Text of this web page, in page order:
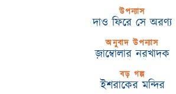
উপন্যাস
দাও ফিরে সে অরণ্য
অনুবাদ উপন্যাস
জ়াম্বোলার নরখাদক
বড় গল্প
ইশরাকের মন্দির